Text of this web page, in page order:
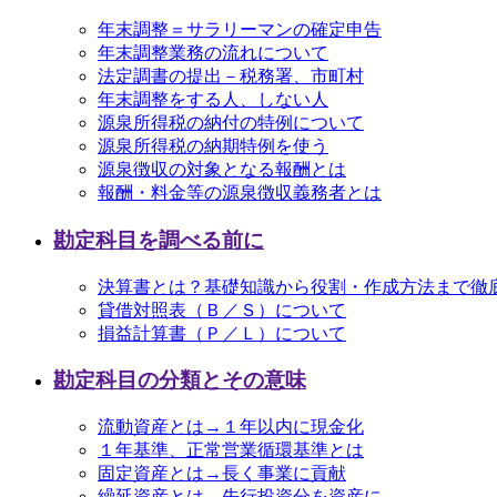
年末調整＝サラリーマンの確定申告
年末調整業務の流れについて
法定調書の提出－税務署、市町村
年末調整をする人、しない人
源泉所得税の納付の特例について
源泉所得税の納期特例を使う
源泉徴収の対象となる報酬とは
報酬・料金等の源泉徴収義務者とは
勘定科目を調べる前に
決算書とは？基礎知識から役割・作成方法まで徹
貸借対照表（Ｂ／Ｓ）について
損益計算書（Ｐ／Ｌ）について
勘定科目の分類とその意味
流動資産とは→１年以内に現金化
１年基準、正常営業循環基準とは
固定資産とは→長く事業に貢献